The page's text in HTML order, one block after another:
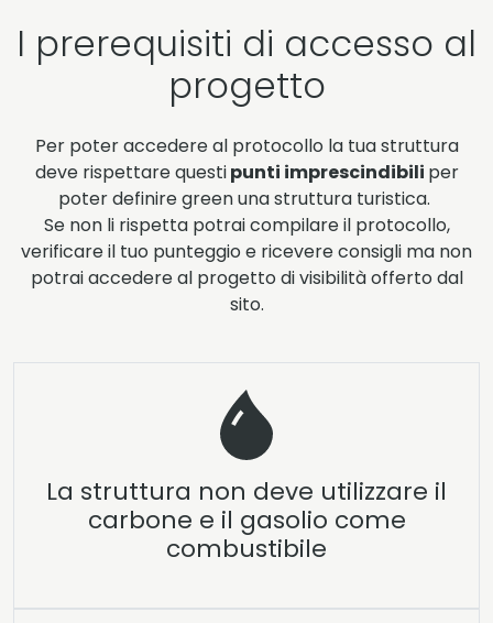
I prerequisiti di accesso al
progetto
Per poter accedere al protocollo la tua struttura
deve rispettare questipunti imprescindibili per
poter definire green una struttura turistica.
Se non li rispetta potrai compilare il protocollo,
verificare il tuo punteggio e ricevere consigli ma non
potrai accedere al progetto di visibilità offerto dal
sito.
La struttura non deve utilizzare il
carbone e il gasolio come
combustibile